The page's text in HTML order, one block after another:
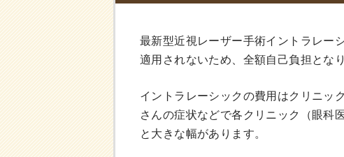
最新型近視レーザー手術イントラレー
適用されないため、全額自己負担となり
イントラレーシックの費用はクリニッ
さんの症状などで各クリニック（眼科
と大きな幅があります。